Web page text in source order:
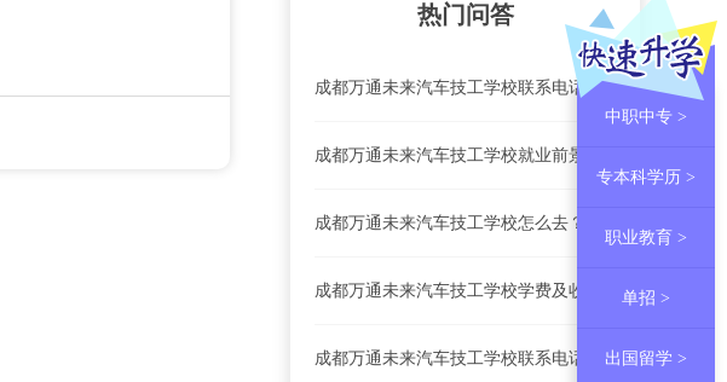
热门问答
成都万通未来汽车技工学校联系电话、地址是什么？
中职中专 >
专本科学历 >
职业教育 >
单招 >
出国留学 >